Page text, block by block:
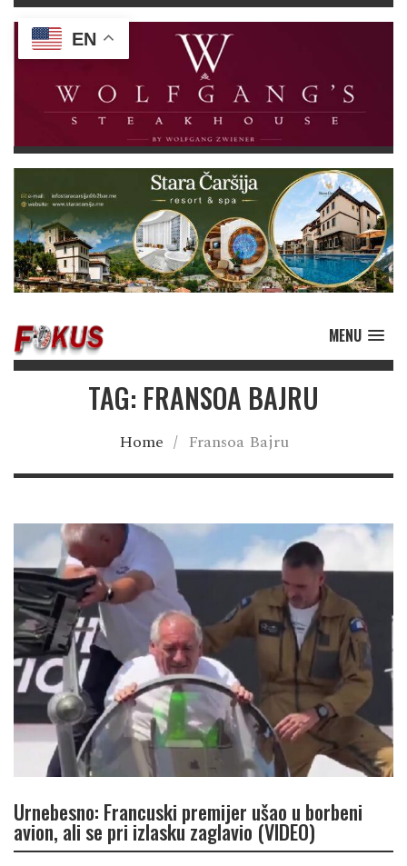
MENU
TAG: FRANSOA BAJRU
Home / Fransoa Bajru
Urnebesno: Francuski premijer ušao u borbeni
avion, ali se pri izlasku zaglavio (VIDEO)
EN